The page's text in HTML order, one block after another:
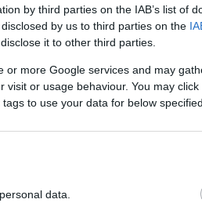
by third parties on the IAB’s list of
by us to third parties on the
it to other third parties.
or more Google services and may
visit or usage behaviour. You may
to use your data for below
data.
DE MATAGALPA
bar o